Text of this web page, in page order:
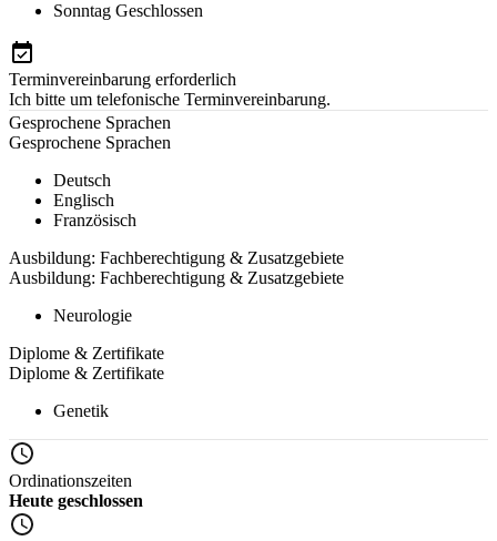
Sonntag Geschlossen
Terminvereinbarung erforderlich
Ich bitte um telefonische Terminvereinbarung.
Gesprochene Sprachen
Gesprochene Sprachen
Deutsch
Englisch
Französisch
Ausbildung: Fachberechtigung & Zusatzgebiete
Ausbildung: Fachberechtigung & Zusatzgebiete
Neurologie
Diplome & Zertifikate
Diplome & Zertifikate
Genetik
Ordinationszeiten
Heute geschlossen